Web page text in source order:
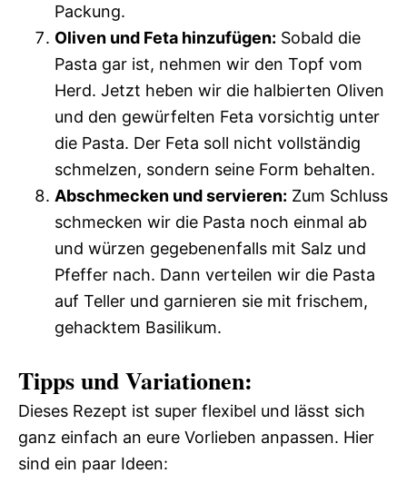
Packung.
Oliven und Feta hinzufügen: Sobald die
Pasta gar ist, nehmen wir den Topf vom
Herd. Jetzt heben wir die halbierten Oliven
und den gewürfelten Feta vorsichtig unter
die Pasta. Der Feta soll nicht vollständig
schmelzen, sondern seine Form behalten.
Abschmecken und servieren: Zum Schluss
schmecken wir die Pasta noch einmal ab
und würzen gegebenenfalls mit Salz und
Pfeffer nach. Dann verteilen wir die Pasta
auf Teller und garnieren sie mit frischem,
gehacktem Basilikum.
Tipps und Variationen:
Dieses Rezept ist super flexibel und lässt sich
ganz einfach an eure Vorlieben anpassen. Hier
sind ein paar Ideen: